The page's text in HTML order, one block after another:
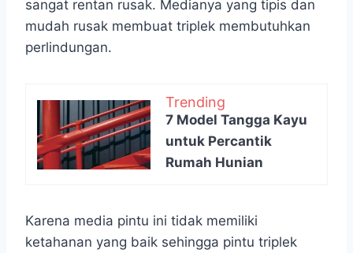
sangat rentan rusak. Medianya yang tipis dan
mudah rusak membuat triplek membutuhkan
perlindungan.
Trending
7 Model Tangga Kayu
untuk Percantik
Rumah Hunian
Karena media pintu ini tidak memiliki
ketahanan yang baik sehingga pintu triplek